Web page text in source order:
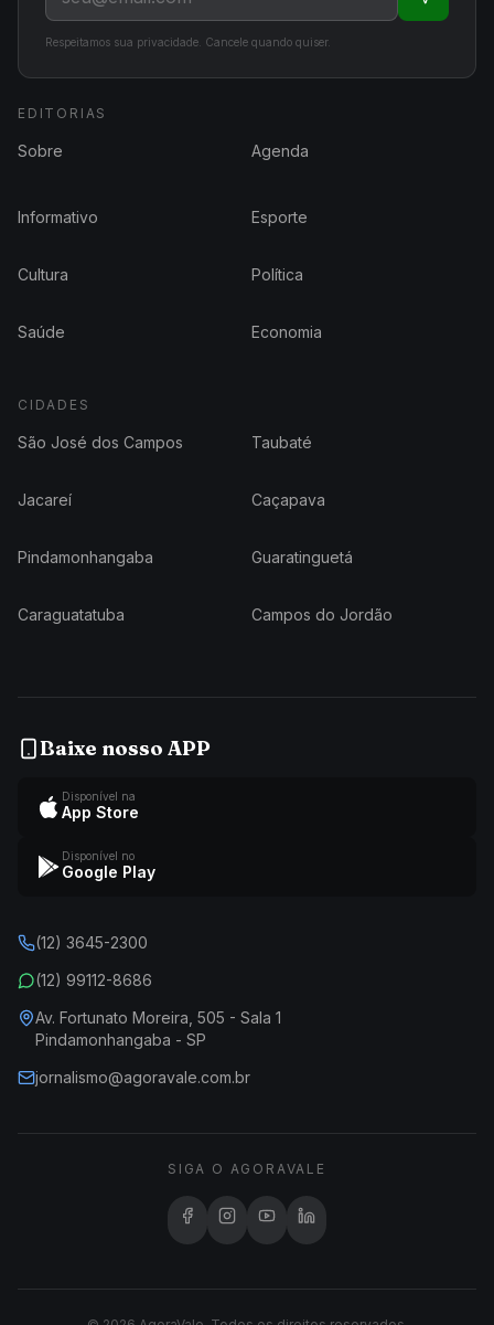
Respeitamos sua privacidade. Cancele quando quiser.
EDITORIAS
Sobre Agenda
Informativo Esporte
Cultura Política
Saúde Economia
CIDADES
São José dos Campos Taubaté
Jacareí Caçapava
Pindamonhangaba Guaratinguetá
Caraguatatuba Campos do Jordão
Baixe nosso APP
Disponível na
App Store
Disponível no
Google Play
(12) 3645-2300
(12) 99112-8686
Av. Fortunato Moreira, 505 - Sala 1
Pindamonhangaba - SP
jornalismo@agoravale.com.br
SIGA O AGORAVALE